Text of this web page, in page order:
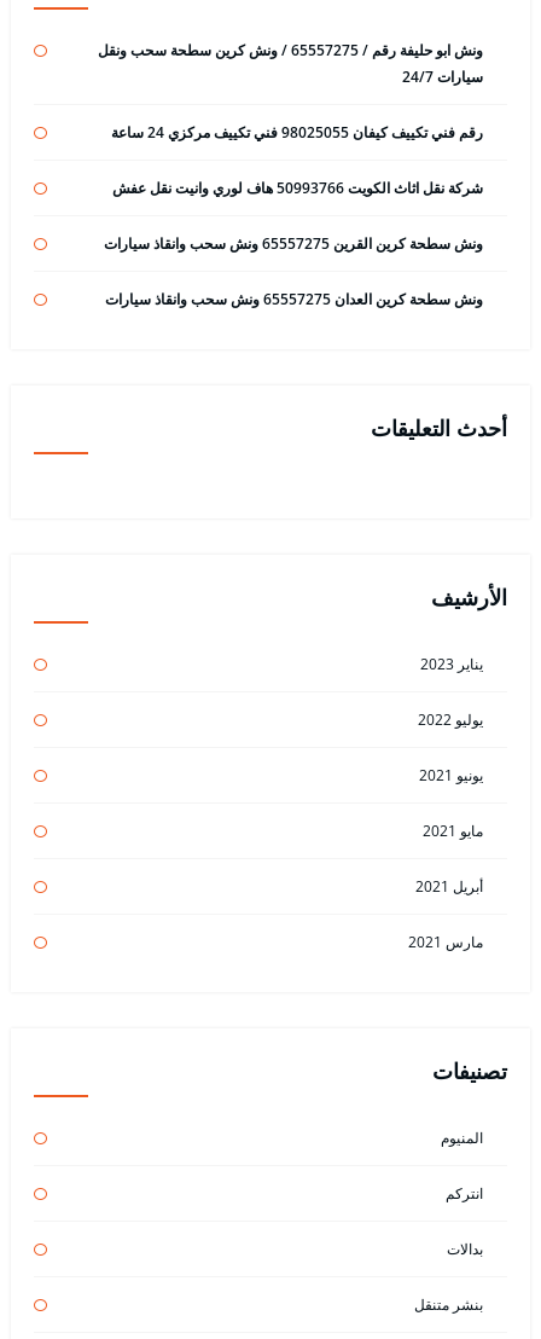
ونش ابو حليفة رقم / 65557275 / ونش كرين سطحة سحب ونقل
سيارات 24/7
رقم فني تكييف كيفان 98025055 فني تكييف مركزي 24 ساعة
شركة نقل اثاث الكويت 50993766 هاف لوري وانيت نقل عفش
ونش سطحة كرين القرين 65557275 ونش سحب وانقاذ سيارات
ونش سطحة كرين العدان 65557275 ونش سحب وانقاذ سيارات
أحدث التعليقات
الأرشيف
يناير 2023
يوليو 2022
يونيو 2021
مايو 2021
أبريل 2021
مارس 2021
تصنيفات
المنيوم
انتركم
بدالات
بنشر متنقل